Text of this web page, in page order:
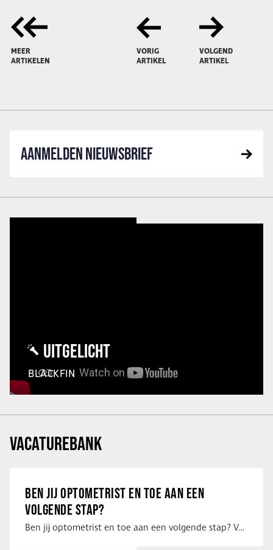
MEER
ARTIKELEN
VORIG
ARTIKEL
VOLGEND
ARTIKEL
AANMELDEN NIEUWSBRIEF
UITGELICHT
BLACKFIN
VACATUREBANK
BEN JIJ OPTOMETRIST EN TOE AAN EEN
VOLGENDE STAP?
Ben jij optometrist en toe aan een volgende stap? Voor een optiekketen is Eye …